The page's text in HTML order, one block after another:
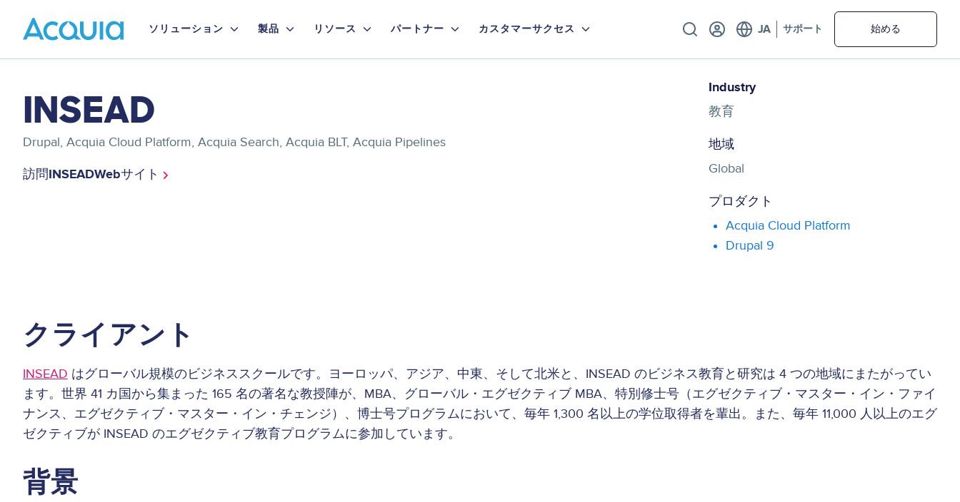
main
content
Primary
ソリューション 製品 リソース パートナー カスタマーサクセス Utility サポート 始める
reference
INSEAD
Drupal, Acquia Cloud Platform, Acquia Search, Acquia BLT, Acquia Pipelines
訪問INSEADWebサイト
Industry
教育
地域
Global
プロダクト
Acquia Cloud Platform
Drupal 9
クライアント
INSEAD はグローバル規模のビジネススクールです。ヨーロッパ、アジア、中東、そして北米と、INSEAD のビジネス教育と研究は 4 つの地域にまたがってい
ます。世界 41 カ国から集まった 165 名の著名な教授陣が、MBA、グローバル・エグゼクティブ MBA、特別修士号（エグゼクティブ・マスター・イン・ファイ
ナンス、エグゼクティブ・マスター・イン・チェンジ）、博士号プログラムにおいて、毎年 1,300 名以上の学位取得者を輩出。また、毎年 11,000 人以上のエグ
ゼクティブが INSEAD のエグゼクティブ教育プログラムに参加しています。
背景